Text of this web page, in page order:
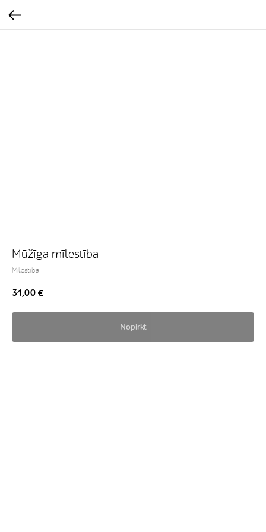
Mūžīga mīlestība
Milestība
34,00 €
Nopirkt